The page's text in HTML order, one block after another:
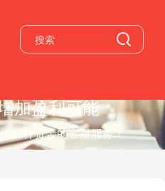
加盈利可能
杠杆资金的金融服务！